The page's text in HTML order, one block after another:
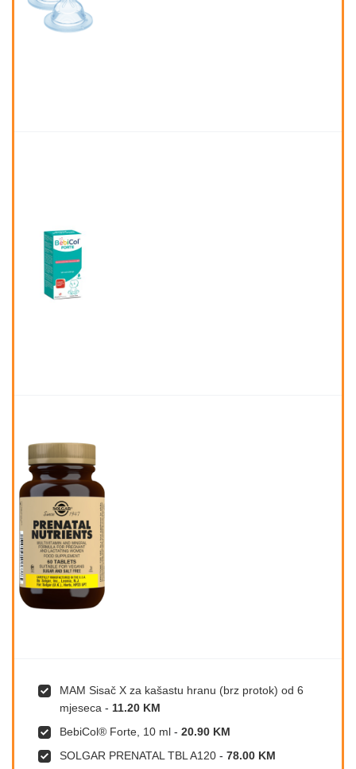
MAM Sisač X za kašastu hranu (brz protok) od 6
mjeseca - 11.20 KM
BebiCol® Forte, 10 ml - 20.90 KM
SOLGAR PRENATAL TBL A120 - 78.00 KM